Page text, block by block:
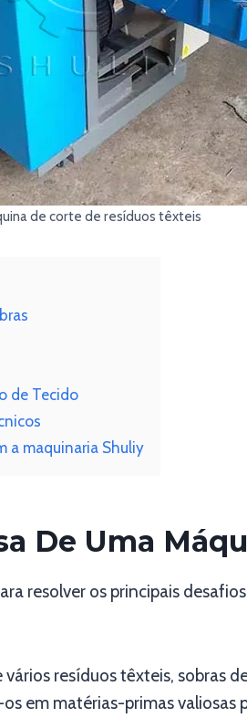
de corte de resíduos têxteis
de Tecido
a maquinaria Shuliy
De Uma
resolver os principais
resíduos têxteis, sobras
em matérias-primas valiosas